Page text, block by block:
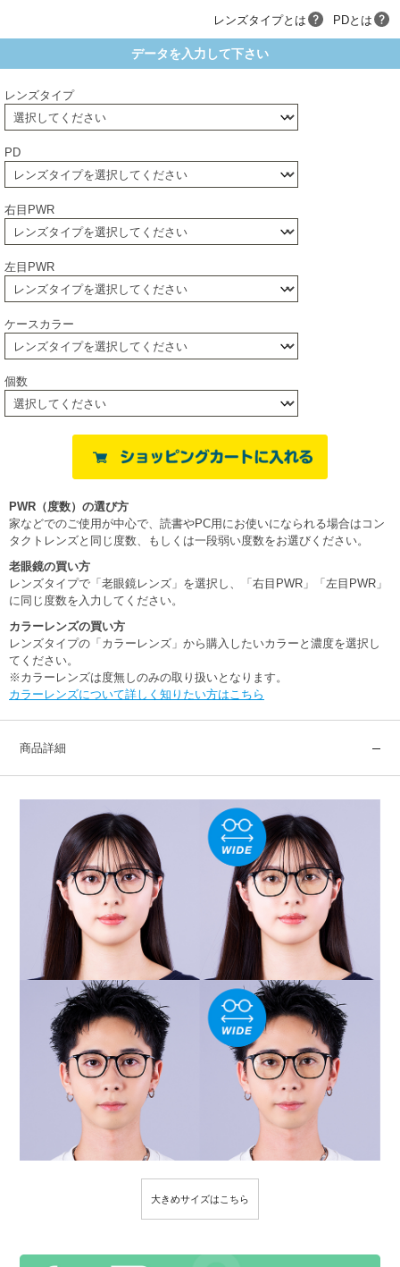
レンズタイプとは PDとは
データを入力して下さい
レンズタイプ
PD
右目PWR
左目PWR
ケースカラー
個数
PWR（度数）の選び方
家などでのご使用が中心で、読書やPC用にお使いになられる場合はコン
タクトレンズと同じ度数、もしくは一段弱い度数をお選びください。
老眼鏡の買い方
レンズタイプで「老眼鏡レンズ」を選択し、「右目PWR」「左目PWR」
に同じ度数を入力してください。
カラーレンズの買い方
レンズタイプの「カラーレンズ」から購入したいカラーと濃度を選択し
てください。
※カラーレンズは度無しのみの取り扱いとなります。
カラーレンズについて詳しく知りたい方はこちら
商品詳細
大きめサイズはこちら